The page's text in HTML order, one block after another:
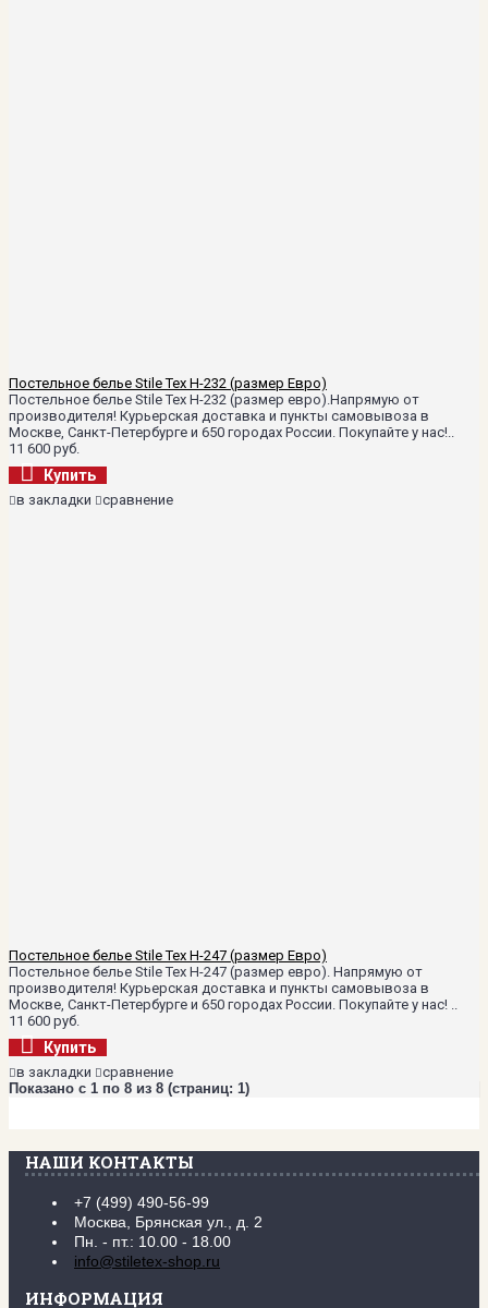
Постельное белье Stile Tex H-232 (размер Евро)
Постельное белье Stile Tex H-232 (размер евро).Напрямую от
производителя! Курьерская доставка и пункты самовывоза в
Москве, Санкт-Петербурге и 650 городах России. Покупайте у нас!..
11 600 руб.
Купить
в закладки сравнение
Постельное белье Stile Tex H-247 (размер Евро)
Постельное белье Stile Tex H-247 (размер евро). Напрямую от
производителя! Курьерская доставка и пункты самовывоза в
Москве, Санкт-Петербурге и 650 городах России. Покупайте у нас! ..
11 600 руб.
Купить
в закладки
сравнение
Показано с 1 по 8 из 8 (страниц: 1)
НАШИ КОНТАКТЫ
+7 (499) 490-56-99
Москва, Брянская ул., д. 2
Пн. - пт.: 10.00 - 18.00
info@stiletex-shop.ru
ИНФОРМАЦИЯ